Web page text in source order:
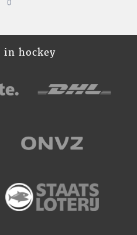
0
in hockey